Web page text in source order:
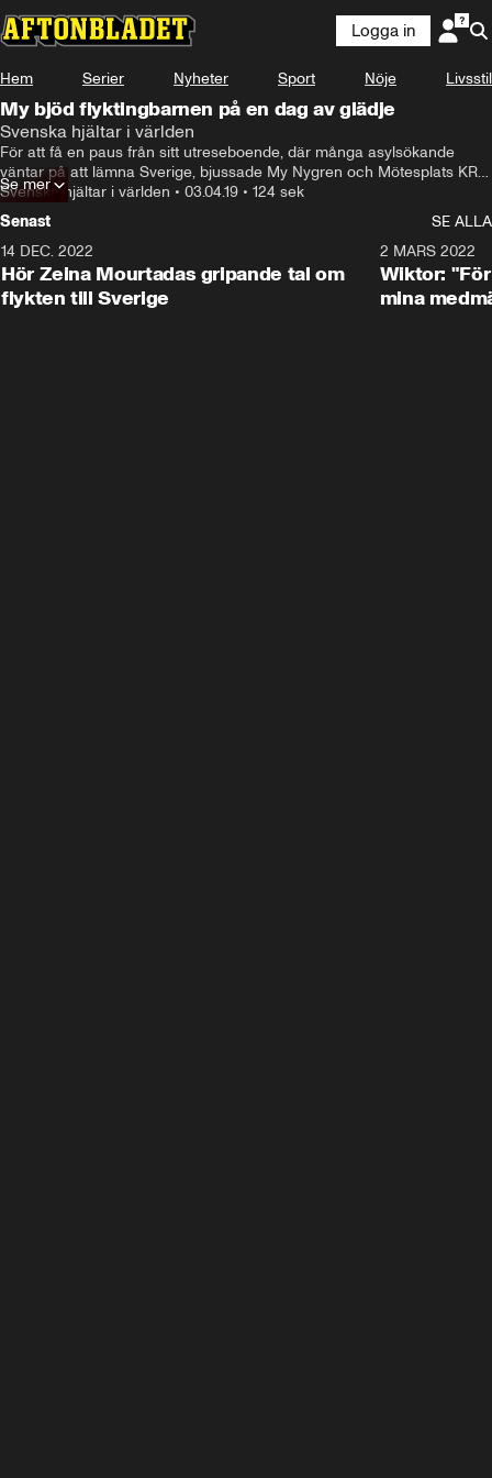
Logga in
Hem Serier Nyheter Sport Nöje Livsstil
My bjöd flyktingbarnen på en dag av glädje
Svenska hjältar i världen
För att få en paus från sitt utreseboende, där många asylsökande
väntar på att lämna Sverige, bjussade My Nygren och Mötesplats KRIK
på en utflykt till ett stort lekland.
Svenska hjältar i världen • 03.04.19 • 124 sek
Se mer
Senast
SE ALLA
14 DEC. 2022
Hör Zeina Mourtadas gripande tal om
flykten till Sverige
2 MARS 2022
Wiktor:
mina